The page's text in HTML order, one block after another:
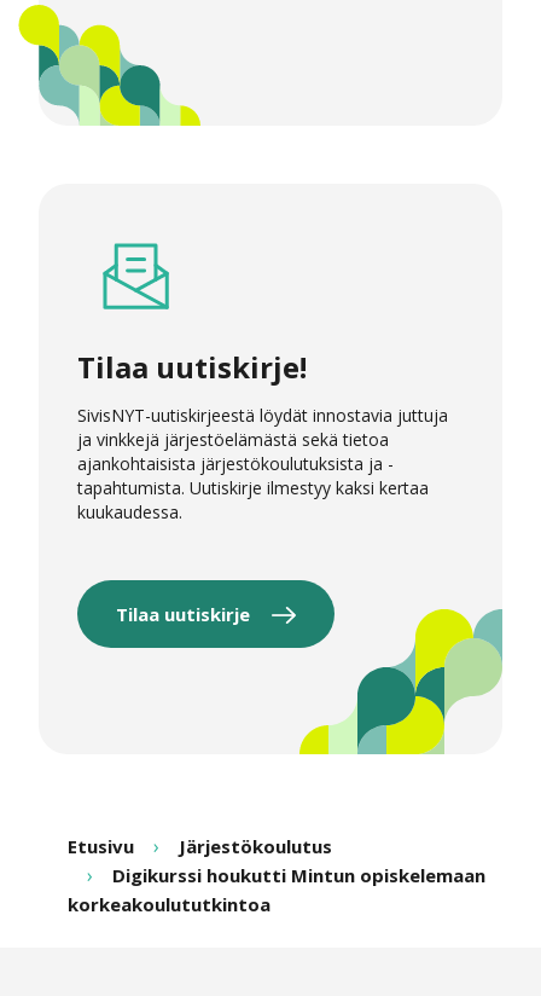
Tilaa uutiskirje!
SivisNYT-uutiskirjeestä löydät innostavia juttuja
ja vinkkejä järjestöelämästä sekä tietoa
ajankohtaisista järjestökoulutuksista ja -
tapahtumista. Uutiskirje ilmestyy kaksi kertaa
kuukaudessa.
Tilaa uutiskirje
Etusivu
Järjestökoulutus
Digikurssi houkutti Mintun opiskelemaan
korkeakoulututkintoa